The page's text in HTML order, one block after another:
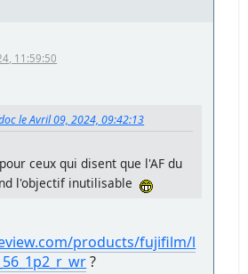
11:50:14
le Avril 09, 2024, 09:42:13
ceux qui disent que l'AF du
l'objectif inutilisable